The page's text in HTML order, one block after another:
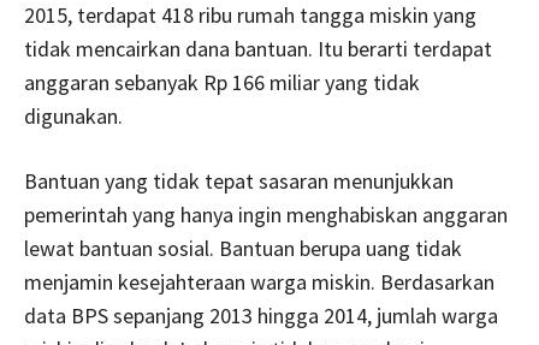
2015, terdapat 418 ribu rumah tangga miskin yang
tidak mencairkan dana bantuan. Itu berarti terdapat
anggaran sebanyak Rp 166 miliar yang tidak
digunakan.
Bantuan yang tidak tepat sasaran menunjukkan
pemerintah yang hanya ingin menghabiskan anggaran
lewat bantuan sosial. Bantuan berupa uang tidak
menjamin kesejahteraan warga miskin. Berdasarkan
data BPS sepanjang 2013 hingga 2014, jumlah warga